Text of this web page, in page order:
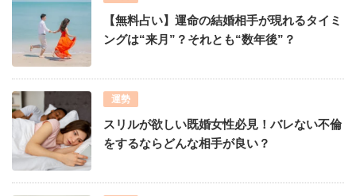
【無料占い】運命の結婚相手が現れるタイミ
ングは“来月”？それとも“数年後”？
運勢
スリルが欲しい既婚女性必見！バレない不倫
をするならどんな相手が良い？